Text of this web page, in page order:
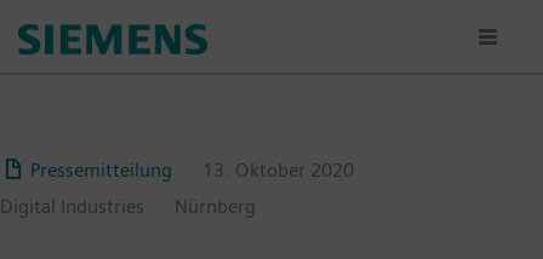
para
Pressemitteilung
13. Oktober 2020
Digital Industries
Nürnberg